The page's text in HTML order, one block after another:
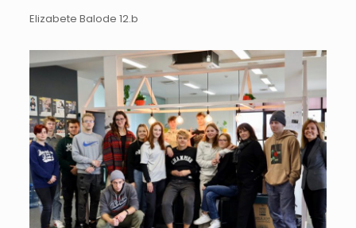
Elizabete Balode 12.b